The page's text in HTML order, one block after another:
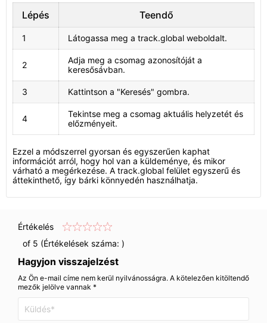
Lépés Teendő
1 Látogassa meg a track.global weboldalt.
2
Adja meg a csomag azonosítóját a
keresősávban.
3 Kattintson a "Keresés" gombra.
4
Tekintse meg a csomag aktuális helyzetét és
előzményeit.
Ezzel a módszerrel gyorsan és egyszerűen kaphat
információt arról, hogy hol van a küldeménye, és mikor
várható a megérkezése. A track.global felület egyszerű és
áttekinthető, így bárki könnyedén használhatja.
Értékelés
of 5 (Értékelések száma: )
Hagyjon visszajelzést
Az Ön e-mail címe nem kerül nyilvánosságra. A kötelezően kitöltendő
mezők jelölve vannak *